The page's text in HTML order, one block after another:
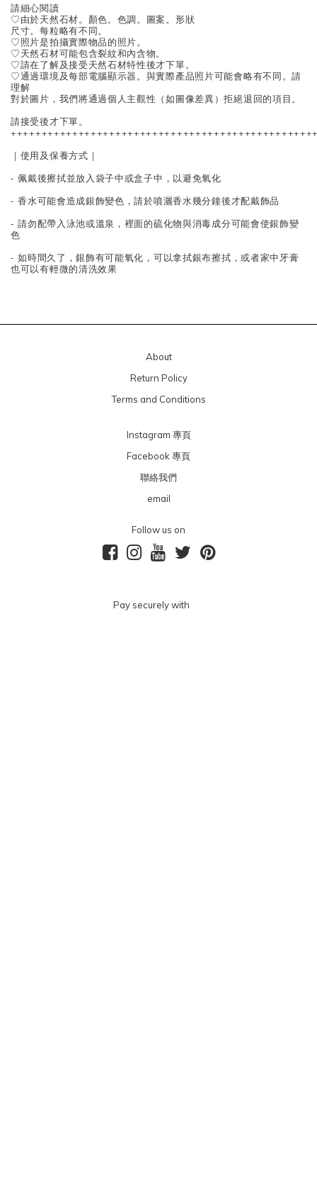
請細心閱讀
♡由於天然石材。顏色。色調。圖案。形狀
尺寸。每粒略有不同。
♡照片是拍攝實際物品的照片。
♡天然石材可能包含裂紋和內含物。
♡請在了解及接受天然石材特性後才下單。
♡通過環境及每部電腦顯示器。與實際產品照片可能會略有不同。請
理解
對於圖片，我們將通過個人主觀性（如圖像差異）拒絕退回的項目。
請接受後才下單。
｜使用及保養方式｜
- 佩戴後擦拭並放入袋子中或盒子中，以避免氧化
- 香水可能會造成銀飾變色，請於噴灑香水幾分鐘後才配戴飾品
- 請勿配帶入泳池或溫泉，裡面的硫化物與消毒成分可能會使銀飾變
色
- 如時間久了，銀飾有可能氧化，可以拿拭銀布擦拭，或者家中牙膏
也可以有輕微的清洗效果
About
Return Policy
Terms and Conditions
Instagram 專頁
Facebook 專頁
聯絡我們
email
Follow us on
Pay securely with